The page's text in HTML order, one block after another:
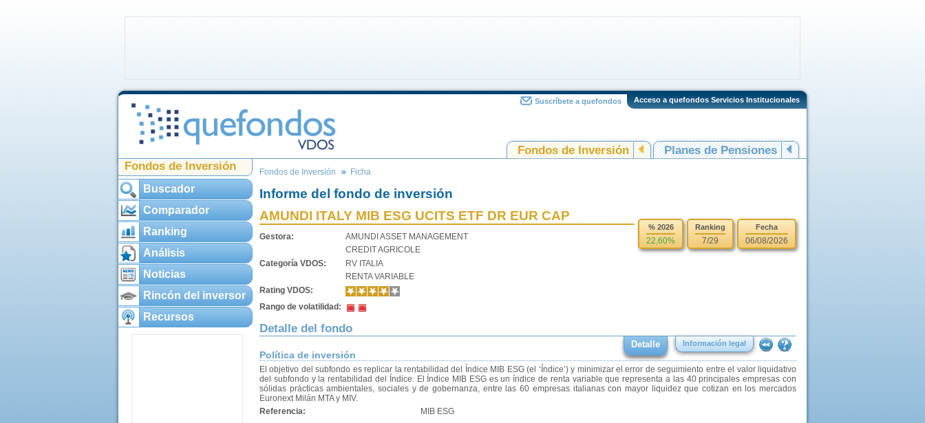
Acceso a quefondos Servicios Institucionales
Suscríbete a quefondos
Fondos de Inversión
Planes de Pensiones
Fondos de Inversión
Buscador
Comparador
Ranking
Análisis
Noticias
Rincón del inversor
Recursos
Fondos de Inversión Ficha
Informe del fondo de inversión
AMUNDI ITALY MIB ESG UCITS ETF DR EUR CAP
Gestora:
AMUNDI ASSET MANAGEMENT
CREDIT AGRICOLE
Categoría VDOS:
RV ITALIA
RENTA VARIABLE
Rating VDOS:
Rango de volatilidad:
% 2026
22,60%
Ranking
7/29
Fecha
06/08/2026
Detalle del fondo
Detalle Información legal
Política de inversión
El objetivo del subfondo es replicar la rentabilidad del Índice MIB ESG (el ‘Índice’) y minimizar el error de seguimiento entre el valor liquidativo
del subfondo y la rentabilidad del Índice. El Índice MIB ESG es un índice de renta variable que representa a las 40 principales empresas con
sólidas prácticas ambientales, sociales y de gobernanza, entre las 60 empresas italianas con mayor liquidez que cotizan en los mercados
Euronext Milán MTA y MIV.
Referencia:
MIB ESG